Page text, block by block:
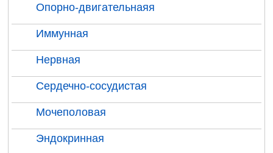
Опорно-двигательнаяя
Иммунная
Нервная
Сердечно-сосудистая
Мочеполовая
Эндокринная